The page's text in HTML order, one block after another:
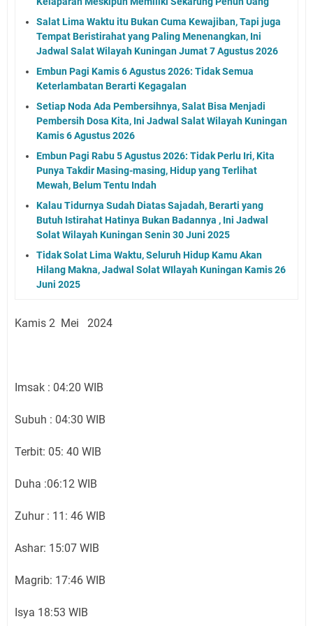
Salat Lima Waktu itu Bukan Cuma Kewajiban, Tapi juga
Tempat Beristirahat yang Paling Menenangkan, Ini
Jadwal Salat Wilayah Kuningan Jumat 7 Agustus 2026
Embun Pagi Kamis 6 Agustus 2026: Tidak Semua
Keterlambatan Berarti Kegagalan
Setiap Noda Ada Pembersihnya, Salat Bisa Menjadi
Pembersih Dosa Kita, Ini Jadwal Salat Wilayah Kuningan
Kamis 6 Agustus 2026
Embun Pagi Rabu 5 Agustus 2026: Tidak Perlu Iri, Kita
Punya Takdir Masing-masing, Hidup yang Terlihat
Mewah, Belum Tentu Indah
Kalau Tidurnya Sudah Diatas Sajadah, Berarti yang
Butuh Istirahat Hatinya Bukan Badannya , Ini Jadwal
Solat Wilayah Kuningan Senin 30 Juni 2025
Tidak Solat Lima Waktu, Seluruh Hidup Kamu Akan
Hilang Makna, Jadwal Solat WIlayah Kuningan Kamis 26
Juni 2025
Kamis 2 Mei 2024
Imsak : 04:20 WIB
Subuh : 04:30 WIB
Terbit: 05: 40 WIB
Duha :06:12 WIB
Zuhur : 11: 46 WIB
Ashar: 15:07 WIB
Magrib: 17:46 WIB
Isya 18:53 WIB